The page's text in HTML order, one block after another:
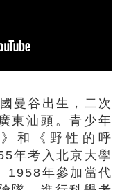
谷出生，二次
東汕頭。青少年
和《野性的呼
年考入北京大學
1958年參加當代